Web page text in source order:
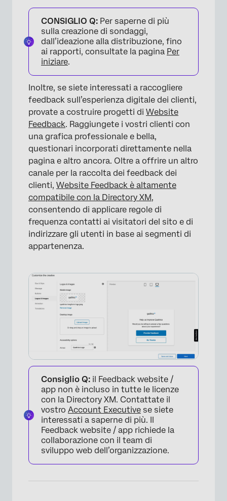
×
CONSIGLIO Q: Per saperne di più
sulla creazione di sondaggi,
dall’ideazione alla distribuzione, fino
ai rapporti, consultate la pagina Per
iniziare.
Inoltre, se siete interessati a raccogliere
feedback sull’esperienza digitale dei clienti,
provate a costruire progetti di Website
Feedback. Raggiungete i vostri clienti con
una grafica professionale e bella,
questionari incorporati direttamente nella
pagina e altro ancora. Oltre a offrire un altro
canale per la raccolta dei feedback dei
clienti, Website Feedback è altamente
compatibile con la Directory XM,
consentendo di applicare regole di
frequenza contatti ai visitatori del sito e di
indirizzare gli utenti in base ai segmenti di
appartenenza.
Consiglio Q: il Feedback website /
app non è incluso in tutte le licenze
con la Directory XM. Contattate il
vostro Account Executive se siete
interessati a saperne di più. Il
Feedback website / app richiede la
collaborazione con il team di
sviluppo web dell’organizzazione.